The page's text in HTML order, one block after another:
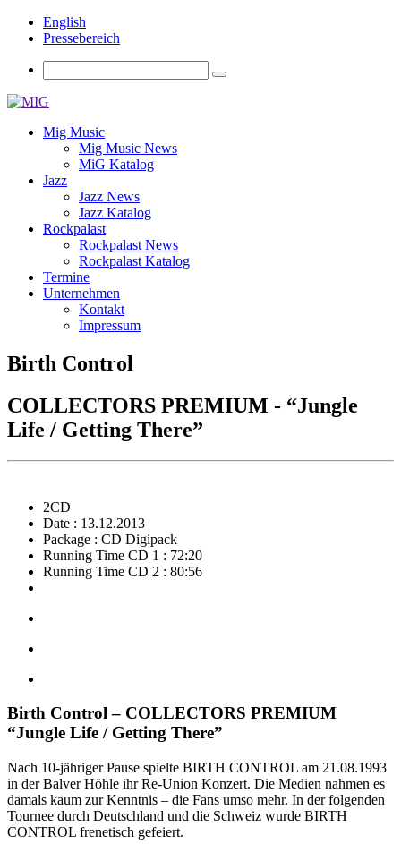
English
Pressebereich
Mig Music
Mig Music News
MiG Katalog
Jazz
Jazz News
Jazz Katalog
Rockpalast
Rockpalast News
Rockpalast Katalog
Termine
Unternehmen
Kontakt
Impressum
Birth Control
COLLECTORS PREMIUM - “Jungle
Life / Getting There”
2CD
Date : 13.12.2013
Package : CD Digipack
Running Time CD 1 : 72:20
Running Time CD 2 : 80:56
Birth Control – COLLECTORS PREMIUM
“Jungle Life / Getting There”
Nach 10-jähriger Pause spielte BIRTH CONTROL am 21.08.1993
in der Balver Höhle ihr Re-Union Konzert. Die Medien nahmen es
damals kaum zur Kenntnis – die Fans umso mehr. In der folgenden
Tournee durch Deutschland und die Schweiz wurde BIRTH
CONTROL frenetisch gefeiert.